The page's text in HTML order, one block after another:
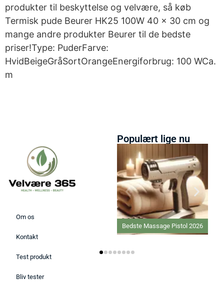
produkter til beskyttelse og velvære, så køb
Termisk pude Beurer HK25 100W 40 x 30 cm og
mange andre produkter Beurer til de bedste
priser!Type: PuderFarve:
HvidBeigeGråSortOrangeEnergiforbrug: 100 WCa.
m
Om os
Kontakt
Test produkt
Bliv tester
Populært lige nu
Bedste Massage Pistol 2026